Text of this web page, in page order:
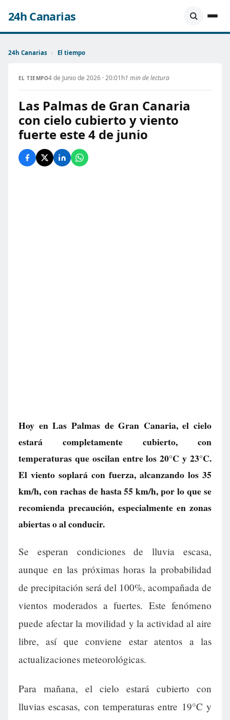
24h Canarias
24h Canarias › El tiempo
EL TIEMPO4 de Junio de 2026 · 20:01h1 min de lectura
Las Palmas de Gran Canaria
con cielo cubierto y viento
fuerte este 4 de junio
Hoy en Las Palmas de Gran Canaria, el cielo
estará completamente cubierto, con
temperaturas que oscilan entre los 20°C y 23°C.
El viento soplará con fuerza, alcanzando los 35
km/h, con rachas de hasta 55 km/h, por lo que se
recomienda precaución, especialmente en zonas
abiertas o al conducir.
Se esperan condiciones de lluvia escasa,
aunque en las próximas horas la probabilidad
de precipitación será del 100%, acompañada de
vientos moderados a fuertes. Este fenómeno
puede afectar la movilidad y la actividad al aire
libre, así que conviene estar atentos a las
actualizaciones meteorológicas.
Para mañana, el cielo estará cubierto con
lluvias escasas, con temperaturas entre 19°C y